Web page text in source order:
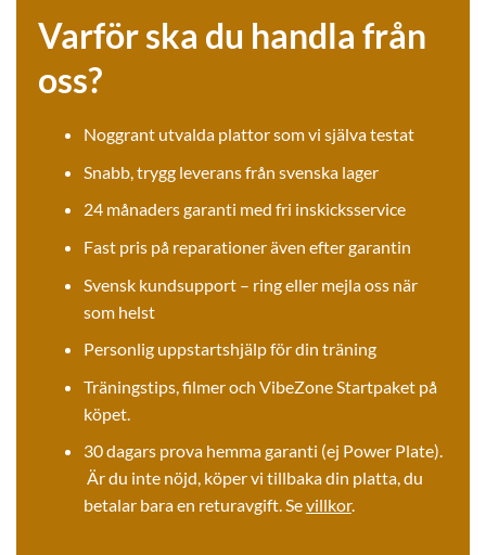
Varför ska du handla från
oss?
Noggrant utvalda plattor som vi själva testat
Snabb, trygg leverans från svenska lager
24 månaders garanti med fri inskicksservice
Fast pris på reparationer även efter garantin
Svensk kundsupport – ring eller mejla oss när
som helst
Personlig uppstartshjälp för din träning
Träningstips, filmer och VibeZone Startpaket på
köpet.
30 dagars prova hemma garanti (ej Power Plate).
Är du inte nöjd, köper vi tillbaka din platta, du
betalar bara en returavgift. Sevillkor.